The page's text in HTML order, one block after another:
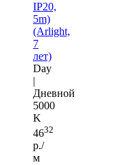
IP20,
5m)
(Arlight,
7
лет)
Day
|
Дневной
5000
K
4632
р./
м